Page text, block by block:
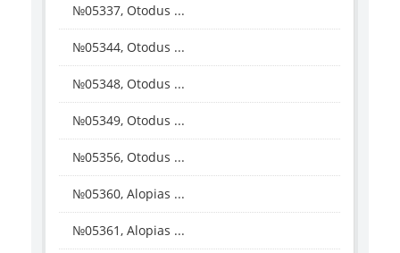
№05337, Otodus ...
№05344, Otodus ...
№05348, Otodus ...
№05349, Otodus ...
№05356, Otodus ...
№05360, Alopias ...
№05361, Alopias ...